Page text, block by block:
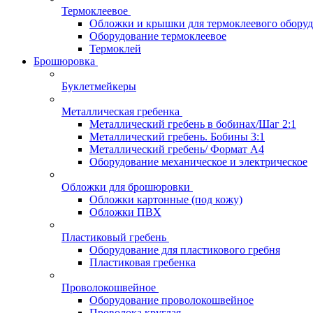
Термоклеевое
Обложки и крышки для термоклеевого
Оборудование термоклеевое
Термоклей
Брошюровка
Буклетмейкеры
Металлическая гребенка
Металлический гребень в бобинах/Шаг 2:1
Металлический гребень. Бобины 3:1
Металлический гребень/ Формат А4
Оборудование механическое и электрическое
Обложки для брошюровки
Обложки картонные (под кожу)
Обложки ПВХ
Пластиковый гребень
Оборудование для пластикового гребня
Пластиковая гребенка
Проволокошвейное
Оборудование проволокошвейное